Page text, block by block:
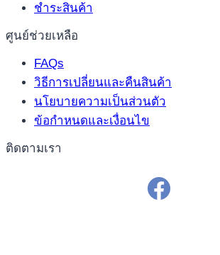
ชำระสินค้า
ศูนย์ช่วยเหลือ
FAQs
วิธีการเปลี่ยนและคืนสินค้า
นโยบายความเป็นส่วนตัว
ข้อกำหนดและเงื่อนไข
ติดตามเรา